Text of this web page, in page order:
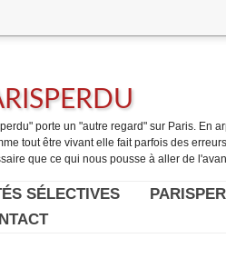
porte un "autre regard" sur Paris. En
tout être vivant elle fait parfois des
que ce qui nous pousse à aller de
SÉLECTIVES